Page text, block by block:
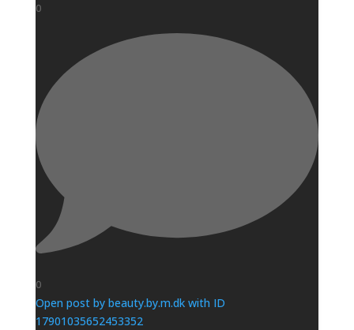
0
0
Open post by beauty.by.m.dk with ID
17901035652453352